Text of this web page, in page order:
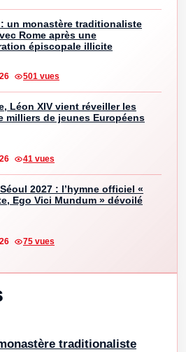
un monastère traditionaliste
Rome après une
épiscopale illicite
501 vues
Léon XIV vient réveiller les
milliers de jeunes Européens
41 vues
2027 : l’hymne officiel «
Ego Vici Mundum » dévoilé
75 vues
traditionaliste